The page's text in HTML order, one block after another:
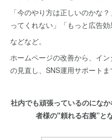
「今のやり方は正しいのかな
ってくれない」「もっと広告効
などなど。
ホームページの改善から、イ
の見直し、SNS運用サポートま
社内でも頑張っているのにな
者様の"頼れる右腕”と